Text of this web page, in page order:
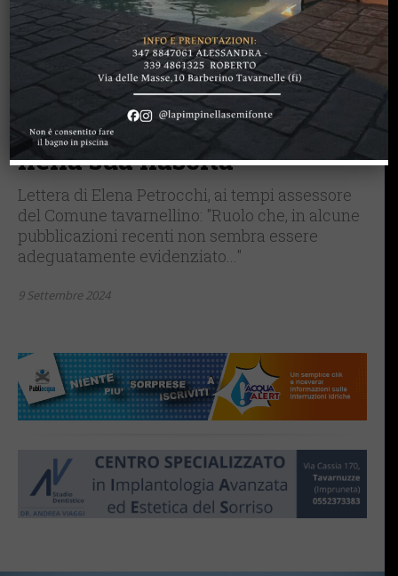
“Summer School on
religions, non
dimentichiamo il ruolo del
Comune di Tavarnelle
nella sua nascita”
Lettera di Elena Petrocchi, ai tempi assessore
del Comune tavarnellino: "Ruolo che, in alcune
pubblicazioni recenti non sembra essere
adeguatamente evidenziato..."
9 Settembre 2024